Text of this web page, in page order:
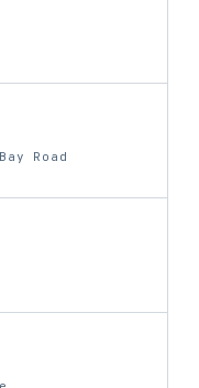
Road